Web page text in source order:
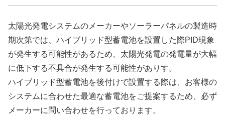
太陽光発電システムのメーカーやソーラーパネルの製造時
期次第では、ハイブリッド型蓄電池を設置した際PID現象
が発生する可能性があるため、太陽光発電の発電量が大幅
に低下する不具合が発生する可能性がありす。
ハイブリッド型蓄電池を後付けで設置する際は、お客様の
システムに合わせた最適な蓄電池をご提案するため、必ず
メーカーに問い合わせを行っております。